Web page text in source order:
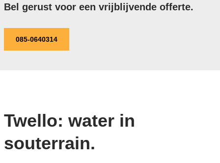
Bel gerust voor een vrijblijvende offerte.
085-0640314
Twello: water in
souterrain.